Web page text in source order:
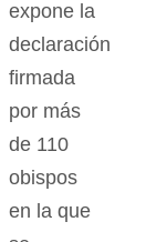
expone la
declaración
firmada
por más
de 110
obispos
en la que